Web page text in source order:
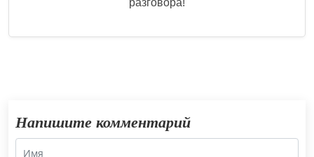
разговора!
Напишите комментарий